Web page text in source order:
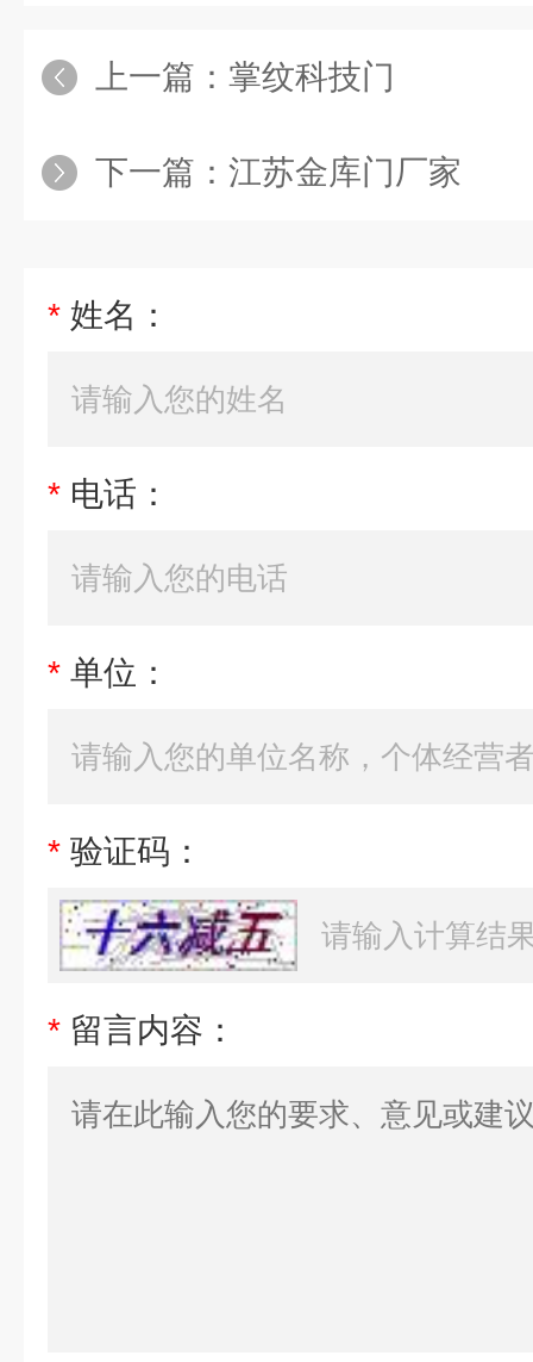
上一篇： 掌纹科技门
下一篇： 江苏金库门厂家
* 姓名：
* 电话：
* 单位：
* 验证码：
* 留言内容：